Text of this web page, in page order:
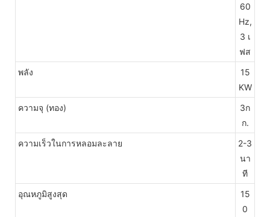
60
Hz,
3 เ
ฟส
พลัง
15
KW
ความจุ (ทอง)
3ก
ก.
ความเร็วในการหลอมละลาย
2-3
นา
ที
อุณหภูมิสูงสุด
15
0